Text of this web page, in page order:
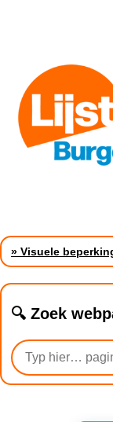
» Visuele
🔍 Zoek